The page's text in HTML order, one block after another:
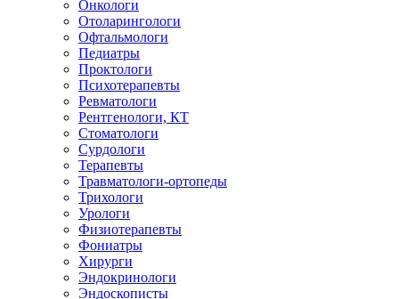
Онкологи
Отоларингологи
Офтальмологи
Педиатры
Проктологи
Психотерапевты
Ревматологи
Рентгенологи, КТ
Стоматологи
Сурдологи
Терапевты
Травматологи-ортопеды
Трихологи
Урологи
Физиотерапевты
Фониатры
Хирурги
Эндокринологи
Эндоскописты